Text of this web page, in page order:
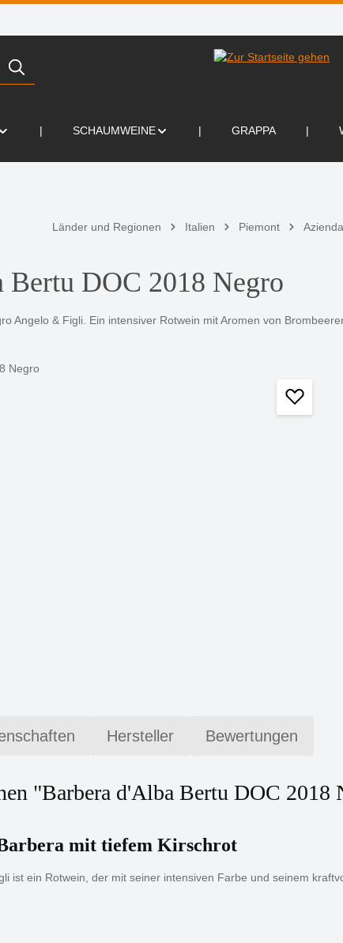
SCHAUMWEINE GRAPPA
Länder und Regionen Italien Piemont
von 5 Sternen
Bertu DOC 2018 Negro
Angelo & Figli. Ein intensiver Rotwein mit Aromen von
Hersteller Bewertungen
"Barbera d'Alba Bertu DOC 2018
mit tiefem Kirschrot
ist ein Rotwein, der mit seiner intensiven Farbe und seinem